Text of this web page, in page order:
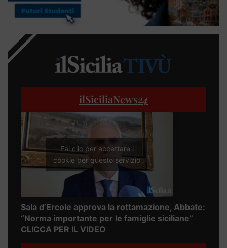
ilSiciliaNews24
Fai clic per accettare i
cookie per questo servizio
Sala d’Ercole approva la rottamazione, Abbate:
“Norma importante per le famiglie siciliane”
CLICCA PER IL VIDEO